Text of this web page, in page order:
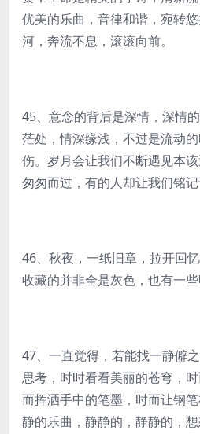
优美的乐曲，音律和谐，宛转
河，奔流不息，滚滚向前。
45、意念的背后是深情，深情
茫处，情深缘浅，不过是流动
伤。岁月会让我们不断遇见本
匆匆而过，有的人却让我们铭记
46、秋夜，一纸旧章，拉开回
收藏的并非全是灰色，也有一些
47、一直觉得，若能找一静僻
思考，时时看看美丽的苍穹，
而挥洒手中的笔墨，时而让钢
静的乐曲，静静的，静静的，